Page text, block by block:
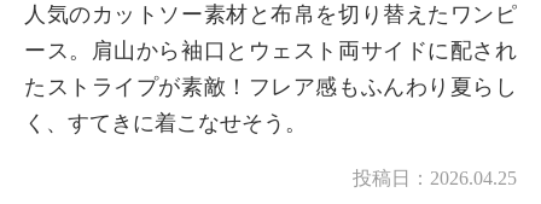
人気のカットソー素材と布帛を切り替えたワンピ
ース。肩山から袖口とウェスト両サイドに配され
たストライプが素敵！フレア感もふんわり夏らし
く、すてきに着こなせそう。
投稿日： 2026.04.25